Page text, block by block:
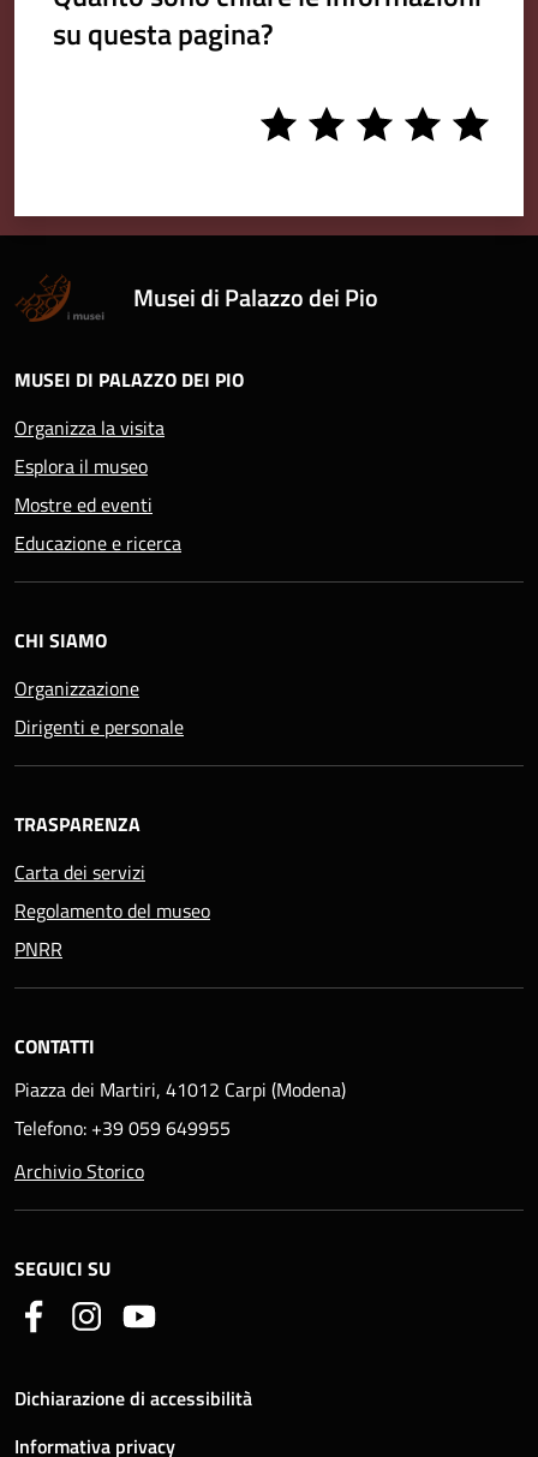
su questa pagina?
5
stars
4
stars
3
stars
2
stars
1
stars
Musei di Palazzo dei Pio
MUSEI DI PALAZZO DEI PIO
Organizza la visita
Esplora il museo
Mostre ed eventi
Educazione e ricerca
CHI SIAMO
Organizzazione
Dirigenti e personale
TRASPARENZA
Carta dei servizi
Regolamento del museo
PNRR
CONTATTI
Piazza dei Martiri, 41012 Carpi (Modena)
Telefono: +39 059 649955
Archivio Storico
SEGUICI SU
Dichiarazione di accessibilità
Informativa privacy